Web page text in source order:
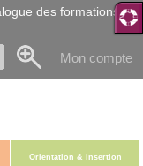
des formations
Mon compte
Orientation & insertion